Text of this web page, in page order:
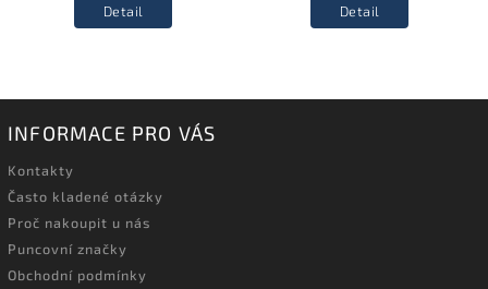
Detail Detail
INFORMACE PRO VÁS
Kontakty
Často kladené otázky
Proč nakoupit u nás
Puncovní značky
Obchodní podmínky